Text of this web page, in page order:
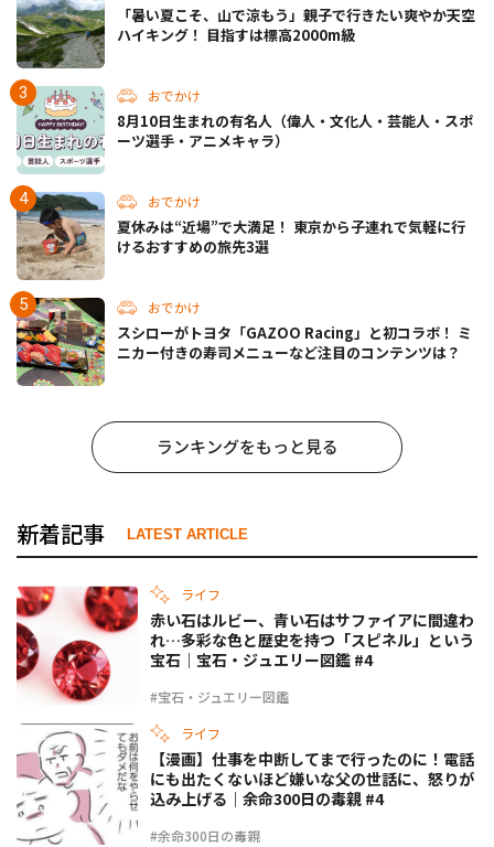
「暑い夏こそ、山で涼もう」親子で行きたい爽やか天空
ハイキング！ 目指すは標高2000m級
おでかけ
8月10日生まれの有名人（偉人・文化人・芸能人・スポ
ーツ選手・アニメキャラ）
おでかけ
夏休みは“近場”で大満足！ 東京から子連れで気軽に行
けるおすすめの旅先3選
おでかけ
スシローがトヨタ「GAZOO Racing」と初コラボ！ ミ
ニカー付きの寿司メニューなど注目のコンテンツは？
ランキングをもっと見る
新着記事 LATEST ARTICLE
ライフ
#宝石・ジュエリー図鑑
赤い石はルビー、青い石はサファイアに間違わ
れ…多彩な色と歴史を持つ「スピネル」という
宝石｜宝石・ジュエリー図鑑 #4
ライフ
#余命300日の毒親
【漫画】仕事を中断してまで行ったのに！電話
にも出たくないほど嫌いな父の世話に、怒りが
込み上げる｜余命300日の毒親 #4